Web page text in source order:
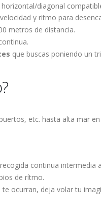
diagonal
y ritmo para
metros de distancia.
que buscas poniendo un
etc. hasta alta mar
continua intermedia
de rítmo.
ocurran, deja volar tu